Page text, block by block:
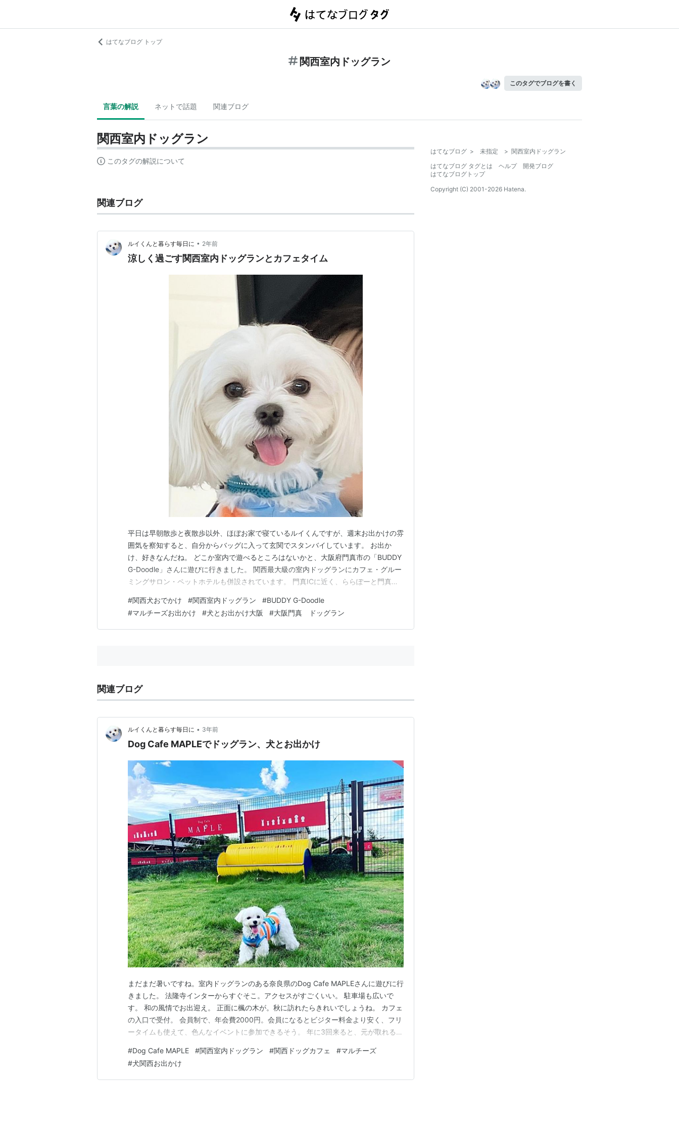
はてなブログ トップ
関西室内ドッグラン
このタグでブログを書く
言葉の解説 ネットで話題 関連ブログ
関西室内ドッグラン
このタグの解説について
関連ブログ
ルイくんと暮らす毎日に • 2年前
涼しく過ごす関西室内ドッグランとカフェタイム
平日は早朝散歩と夜散歩以外、ほぼお家で寝ているルイくんですが、週末お出かけの雰
囲気を察知すると、自分からバッグに入って玄関でスタンバイしています。 お出か
け、好きなんだね。 どこか室内で遊べるところはないかと、大阪府門真市の「BUDDY
G-Doodle」さんに遊びに行きました。 関西最大級の室内ドッグランにカフェ・グルー
ミングサロン・ペットホテルも併設されています。 門真ICに近く、ららぽーと門真や
こちらも新しいドッグラン。 スロープを上った２階にお店はあります。建物の前に駐
車場がありますが、満車だったので、向かい…
#関西犬おでかけ #関西室内ドッグラン #BUDDY G-Doodle
#マルチーズお出かけ #犬とお出かけ大阪 #大阪門真 ドッグラン
関連ブログ
ルイくんと暮らす毎日に • 3年前
Dog Cafe MAPLEでドッグラン、犬とお出かけ
まだまだ暑いですね。室内ドッグランのある奈良県のDog Cafe MAPLEさんに遊びに行
きました。 法隆寺インターからすぐそこ。アクセスがすごくいい。 駐車場も広いで
す。 和の風情でお出迎え。 正面に楓の木が。秋に訪れたらきれいでしょうね。 カフェ
の入口で受付。 会員制で、年会費2000円。会員になるとビジター料金より安く、フリ
ータイムも使えて、色んなイベントに参加できるそう。 年に3回来ると、元が取れるそ
トが出てて気持ちよさそうだけど、ルイくんは水を怖がるので室内ドッグランへ。 こ
ちらは、マナーパンツ着用とのこと…
#Dog Cafe MAPLE #関西室内ドッグラン #関西ドッグカフェ #マルチーズ
#犬関西お出かけ
はてなブログ > 未指定 > 関西室内ドッグラン
はてなブログ タグとは
ヘルプ
開発ブログ
はてなブログトップ
Copyright (C) 2001-2026 Hatena.